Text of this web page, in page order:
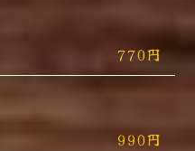
770円
990円